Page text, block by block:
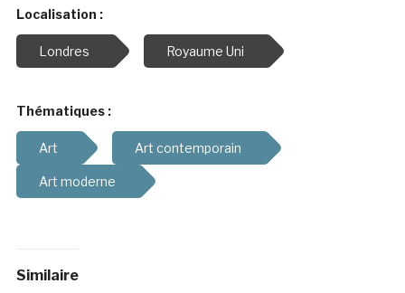
Localisation :
Londres Royaume Uni
Thématiques :
Art Art contemporain
Art moderne
Similaire